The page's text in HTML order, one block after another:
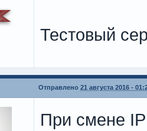
Тестовый
Отправлено 21 августа 2016 -
При смене